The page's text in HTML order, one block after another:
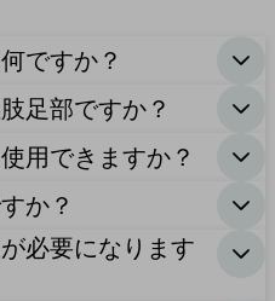
ですか？
足部ですか？
用できますか？
か？
必要になります